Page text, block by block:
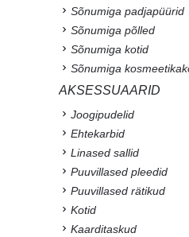
Sõnumiga padjapüürid
Sõnumiga põlled
Sõnumiga kotid
Sõnumiga
AKSESSUAARID
Joogipudelid
Ehtekarbid
Linased sallid
Puuvillased pleedid
Puuvillased rätikud
Kotid
Kaarditaskud